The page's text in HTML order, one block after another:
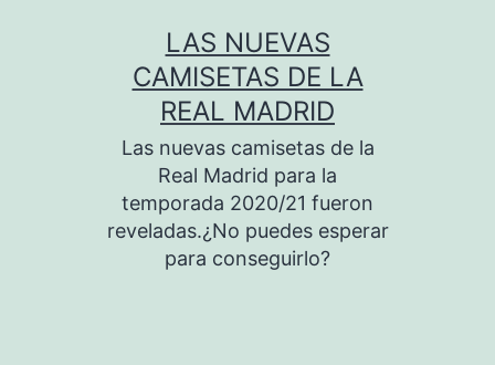
LAS NUEVAS
CAMISETAS DE LA
REAL MADRID
Las nuevas camisetas de la
Real Madrid para la
temporada 2020/21 fueron
reveladas.¿No puedes esperar
para conseguirlo?